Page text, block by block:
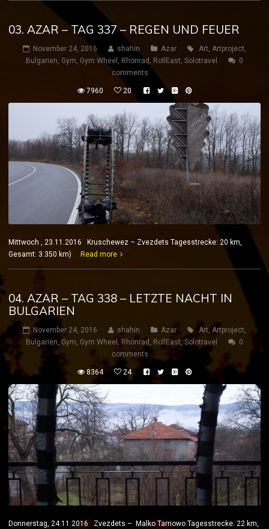
03. AZAR – TAG 337 – REGEN UND FEUER
November 24, 2016 shahin Azar Art, Artproject,
Bulgarien, Gym, Gym Wheel , Rhönrad , RollEast, Solotravel
0
comments
7960 20
Mittwoch , 23.11.2016 Kruschewez – Zvezdets Tagesstrecke: 20 km,
Gesamt: 3.350 km)
Read more
04. AZAR – TAG 338 – LETZTE NACHT IN
BULGARIEN
November 24, 2016 shahin Azar Art, Artproject,
Bulgarien, Gym, Gym Wheel , Rhönrad , RollEast, Solotravel
0
comments
8364 24
Donnerstag, 24.11.2016 Zvezdets – Malko Tarnowo Tagesstrecke: 22 km,